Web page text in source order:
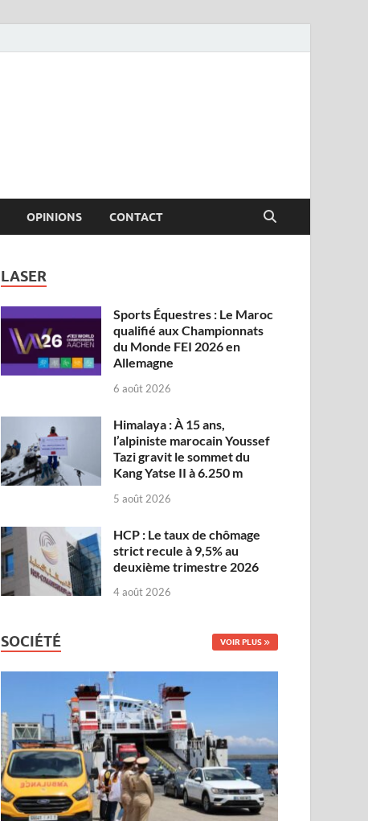
OPINIONS CONTACT
LASER
Sports Équestres : Le Maroc
qualifié aux Championnats
du Monde FEI 2026 en
Allemagne
6 août 2026
Himalaya : À 15 ans,
l’alpiniste marocain Youssef
Tazi gravit le sommet du
Kang Yatse II à 6.250 m
5 août 2026
HCP : Le taux de chômage
strict recule à 9,5% au
deuxième trimestre 2026
4 août 2026
SOCIÉTÉ VOIR PLUS